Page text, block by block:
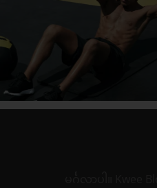
အိမ်တွင်း လေ့ကျင့်ခန်း တွေနဲ့
ဗိုက်အဆီတွေ ဒီလိုဖြုတ်